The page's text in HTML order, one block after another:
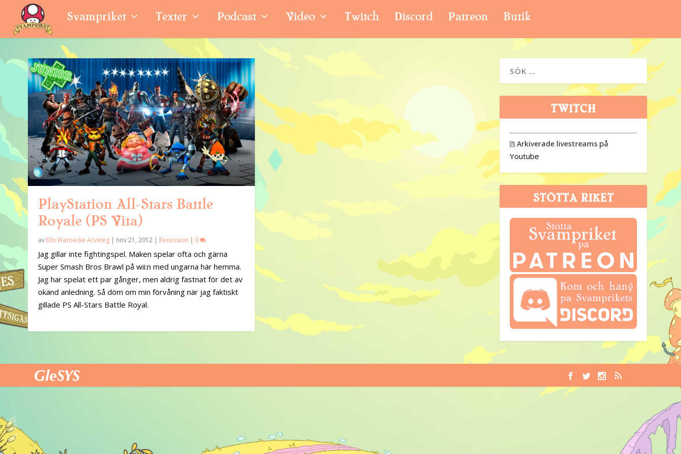
Svampriket Texter Podcast Video Twitch Discord Patreon Butik
PlayStation All-Stars Battle
Royale (PS Vita)
av Elin Warnecke Arveteg | nov 21, 2012 | Recension | 0
Jag gillar inte fightingspel. Maken spelar ofta och gärna
Super Smash Bros Brawl på wii:n med ungarna här hemma.
Jag har spelat ett par gånger, men aldrig fastnat för det av
okänd anledning. Så döm om min förvåning när jag faktiskt
gillade PS All-Stars Battle Royal.
TWITCH
 Arkiverade livestreams på
Youtube
STÖTTA RIKET